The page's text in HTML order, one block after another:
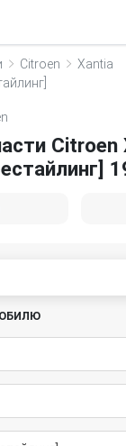
Citroen
Xantia
Citroen